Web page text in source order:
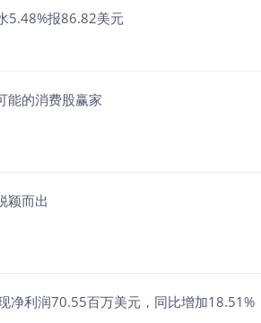
5.48%报86.82美元
能的消费股赢家
颖而出
净利润70.55百万美元，同比增加18.51%